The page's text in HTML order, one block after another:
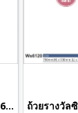
ถ้วยรางวัลซิลเวอร์ รหัส Ws6115